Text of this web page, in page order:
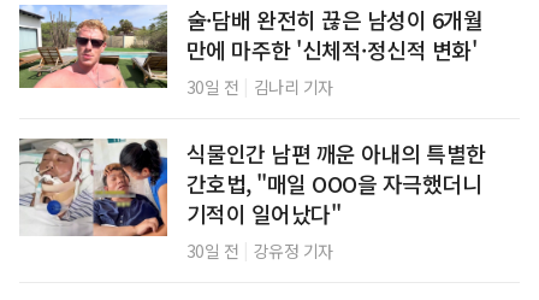
술·담배 완전히 끊은 남성이 6개월
만에 마주한 '신체적·정신적 변화'
30일 전 김나리 기자
식물인간 남편 깨운 아내의 특별한
간호법, "매일 OOO을 자극했더니
기적이 일어났다"
30일 전 강유정 기자